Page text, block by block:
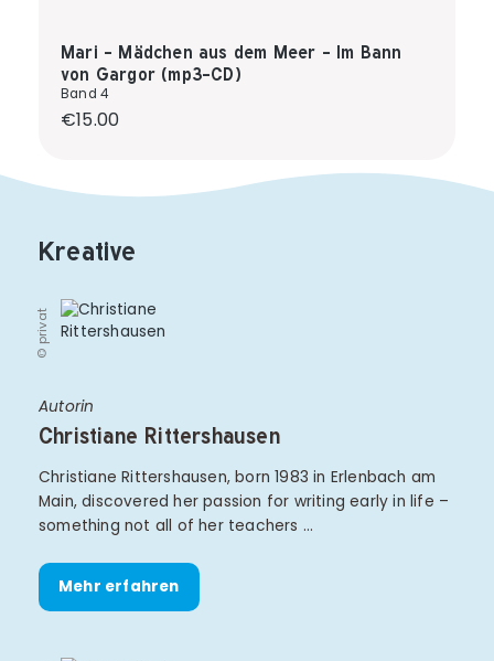
Mari - Mädchen aus dem Meer - Im Bann
von Gargor (mp3-CD)
Band 4
Regular price:
€15.00
Kreative
© privat
Autorin
Christiane Rittershausen
Christiane Rittershausen, born 1983 in Erlenbach am
Main, discovered her passion for writing early in life –
something not all of her teachers …
Mehr erfahren